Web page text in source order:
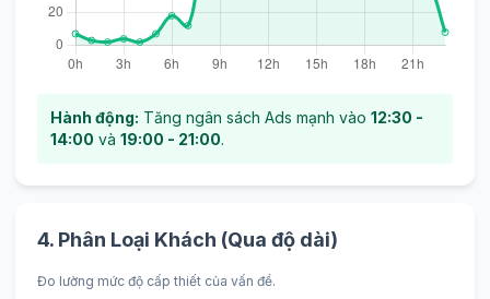
Hành động: Tăng ngân sách Ads mạnh vào 12:30 -
14:00 và 19:00 - 21:00.
4. Phân Loại Khách (Qua độ dài)
Đo lường mức độ cấp thiết của vấn đề.